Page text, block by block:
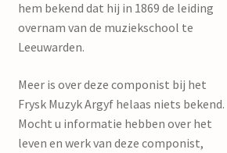
hem bekend dat hij in 1869 de leiding
overnam van de muziekschool te
Leeuwarden.
Meer is over deze componist bij het
Frysk Muzyk Argyf helaas niets bekend.
Mocht u informatie hebben over het
leven en werk van deze componist,